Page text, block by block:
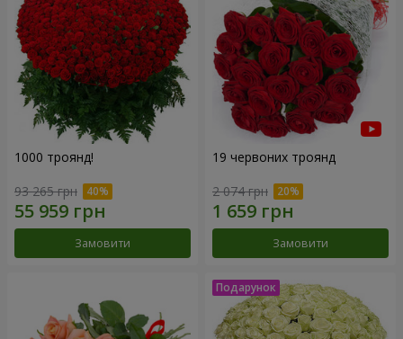
1000 троянд!
93 265 грн
Замовити
19 червоних троянд
2 074 грн
Замовити